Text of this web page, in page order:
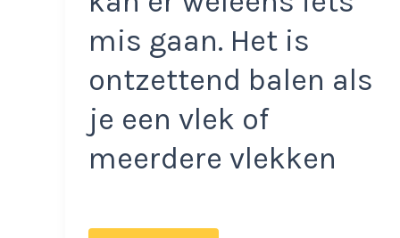
mis gaan. Het is
ontzettend balen als
je een vlek of
meerdere vlekken